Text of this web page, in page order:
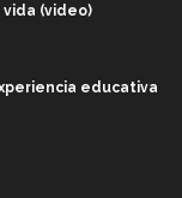
vida (video)
educativa